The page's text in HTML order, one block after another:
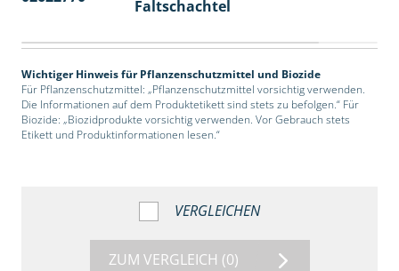
Faltschachtel
Wichtiger Hinweis für Pflanzenschutzmittel und Biozide
Für Pflanzenschutzmittel: „Pflanzenschutzmittel vorsichtig verwenden.
Die Informationen auf dem Produktetikett sind stets zu befolgen.“ Für
Biozide: „Biozidprodukte vorsichtig verwenden. Vor Gebrauch stets
Etikett und Produktinformationen lesen.“
VERGLEICHEN
ZUM VERGLEICH (0)